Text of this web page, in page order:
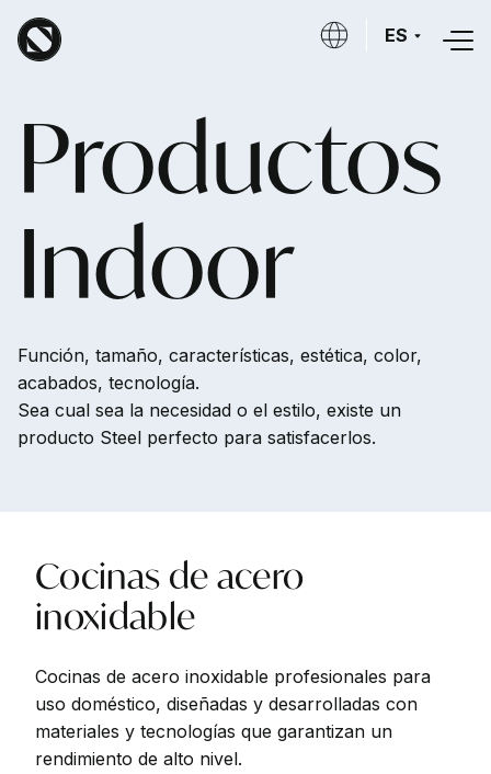
Skip to main content
ES
Productos
Indoor
Función, tamaño, características, estética, color,
acabados, tecnología.
Sea cual sea la necesidad o el estilo, existe un
producto Steel perfecto para satisfacerlos.
Cocinas deacero
inoxidable
Cocinas de acero inoxidable profesionales para
uso doméstico, diseñadas y desarrolladas con
materiales y tecnologías que garantizan un
rendimiento de alto nivel.